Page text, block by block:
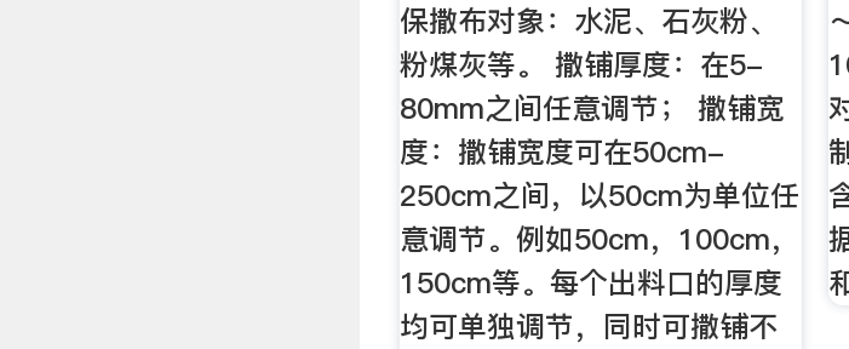
保撒布对象：水泥、石灰粉、
粉煤灰等。 撒铺厚度：在5-
80mm之间任意调节； 撒铺宽
度：撒铺宽度可在50cm-
250cm之间，以50cm为单位任
意调节。例如50cm，100cm，
150cm等。每个出料口的厚度
均可单独调节，同时可撒铺不